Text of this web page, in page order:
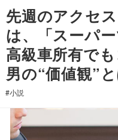
先週のアクセ
は、「スーパ
高級車所有で
男の“価値観”
#小説